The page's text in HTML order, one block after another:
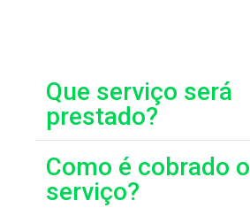
Que serviço será
prestado?
Como é cobrado o
serviço?